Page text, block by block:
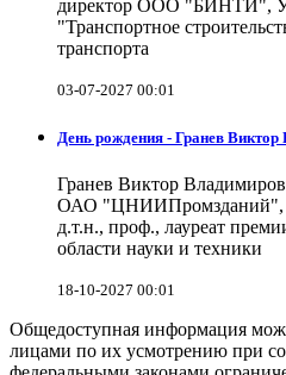
директор ООО "БИНТИ",
"Транспортное
транспорта
03-07-2027 00:01
День рождения - Гранев
Гранев Виктор
ОАО "ЦНИИПромзданий",
д.т.н., проф., лауреат
области науки и техники
18-10-2027 00:01
Общедоступная информация
лицами по их усмотрению при